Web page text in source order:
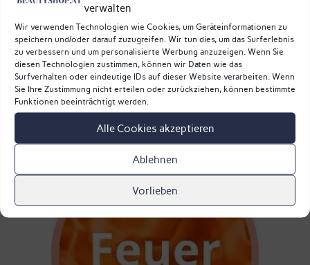
verwalten
Wir verwenden Technologien wie Cookies, um Geräteinformationen zu
speichern und/oder darauf zuzugreifen. Wir tun dies, um das Surferlebnis
zu verbessern und um personalisierte Werbung anzuzeigen. Wenn Sie
diesen Technologien zustimmen, können wir Daten wie das
Surfverhalten oder eindeutige IDs auf dieser Website verarbeiten. Wenn
Sie Ihre Zustimmung nicht erteilen oder zurückziehen, können bestimmte
Funktionen beeinträchtigt werden.
Alle Cookies akzeptieren
Ablehnen
Vorlieben
Menschen, die dem Holz-Element zugeordnet sind,
zeichnen sich durch ihre Anpassungsfähigkeit und
Kreativität aus. Sie sind oft entschlossen, energisch
und haben einen starken Wachstums- und
Expansionsdrang. Sie mögen es, neue Projekte zu
starten und sind sehr zielorientiert.